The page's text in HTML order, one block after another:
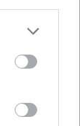
Google
click to
tags to
Google
31χρονου
ΗΠΑ